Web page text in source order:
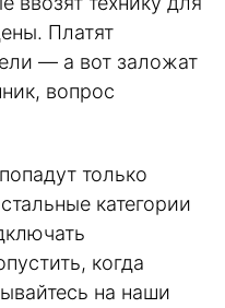
Платят
— а вот заложат
вопрос
только
категории
когда
на наши